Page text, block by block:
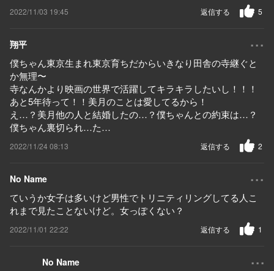
2022/11/03 19:45 5
返信する
翔平 ...
僕ちゃん東京生まれ東京育ちだからいきなり田舎の寺継ぐと
か無理〜
寺なんかより映画の世界で活躍してキラキラしたいし！！！
あと5年待って！！美月のことは愛してるから！
え…？美月他の人と結婚したの…？僕ちゃんとの約束は…？
僕ちゃん裏切られ…た…
2022/11/24 08:13 2
返信する
No Name ...
ていうか女子は多いけど男性でトリニティリングしてる人こ
れまで見たことないけど。女っぽくない？
2022/11/01 22:22 1
返信する
No Name ...